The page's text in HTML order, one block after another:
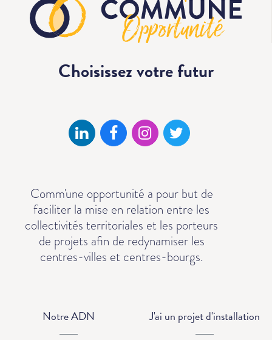
Choisissez votrefutur
Comm'une opportunité a pour but de
faciliter la mise en relation entre les
collectivités territoriales et les porteurs
de projets afin de redynamiser les
centres-villes et centres-bourgs.
Notre ADN J'ai un projet d'installation